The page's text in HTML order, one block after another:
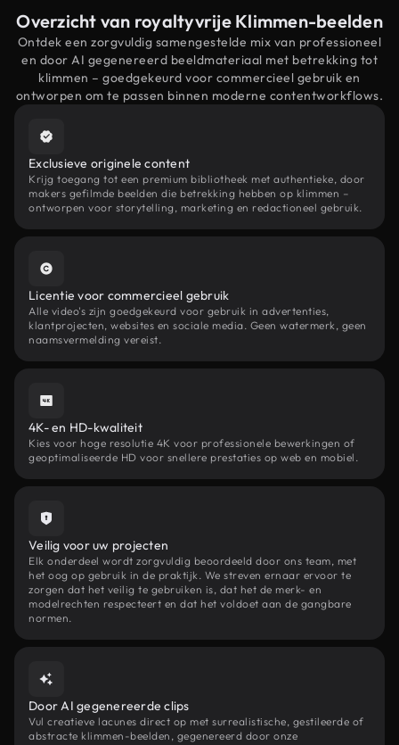
Overzicht van royaltyvrije Klimmen-beelden
Ontdek een zorgvuldig samengestelde mix van professioneel
en door AI gegenereerd beeldmateriaal met betrekking tot
klimmen – goedgekeurd voor commercieel gebruik en
ontworpen om te passen binnen moderne contentworkflows.
Exclusieve originele content
Krijg toegang tot een premium bibliotheek met authentieke, door
makers gefilmde beelden die betrekking hebben op klimmen –
ontworpen voor storytelling, marketing en redactioneel gebruik.
Licentie voor commercieel gebruik
Alle video's zijn goedgekeurd voor gebruik in advertenties,
klantprojecten, websites en sociale media. Geen watermerk, geen
naamsvermelding vereist.
4K- en HD-kwaliteit
Kies voor hoge resolutie 4K voor professionele bewerkingen of
geoptimaliseerde HD voor snellere prestaties op web en mobiel.
Veilig voor uw projecten
Elk onderdeel wordt zorgvuldig beoordeeld door ons team, met
het oog op gebruik in de praktijk. We streven ernaar ervoor te
zorgen dat het veilig te gebruiken is, dat het de merk- en
modelrechten respecteert en dat het voldoet aan de gangbare
normen.
Door AI gegenereerde clips
Vul creatieve lacunes direct op met surrealistische, gestileerde of
abstracte klimmen-beelden, gegenereerd door onze